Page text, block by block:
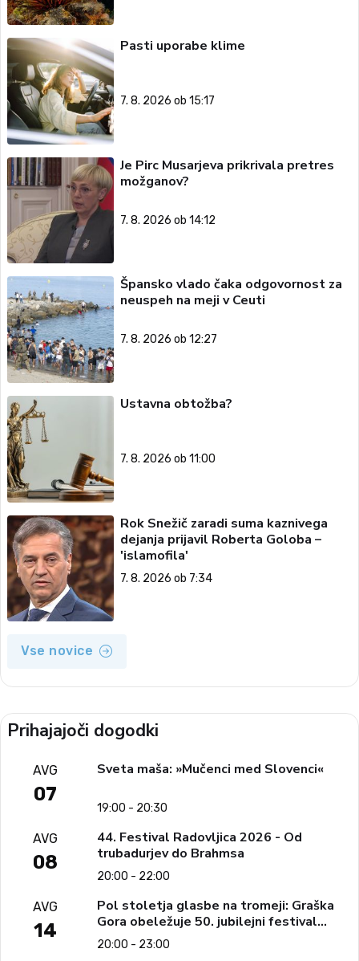
Pasti uporabe klime
7. 8. 2026 ob 15:17
Je Pirc Musarjeva prikrivala pretres
možganov?
7. 8. 2026 ob 14:12
Špansko vlado čaka odgovornost za
neuspeh na meji v Ceuti
7. 8. 2026 ob 12:27
Ustavna obtožba?
7. 8. 2026 ob 11:00
Rok Snežič zaradi suma kaznivega
dejanja prijavil Roberta Goloba –
'islamofila'
7. 8. 2026 ob 7:34
Vse novice
Prihajajoči dogodki
AVG
07
Sveta maša: »Mučenci med Slovenci«
19:00 - 20:30
AVG
08
44. Festival Radovljica 2026 - Od
trubadurjev do Brahmsa
20:00 - 22:00
AVG
14
Pol stoletja glasbe na tromeji: Graška
Gora obeležuje 50. jubilejni festival
narodno-zabavne glasbe
20:00 - 23:00